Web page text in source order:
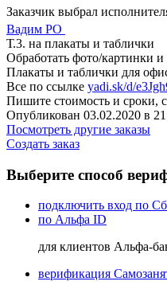
Заказчик выбрал
Вадим PO
Т.3. на плакаты и таблички
Обработать фото/картинки
Плакаты и таблички для
Все по ссылке yadi.sk/d/
Пишите стоимость и сроки,
Опубликован 03.02.2020 в
Посмотреть другие заказы
Создать заказ
Выберите способ
подключить вход по
по Альфа ID
для клиентов Альфа-
верификация